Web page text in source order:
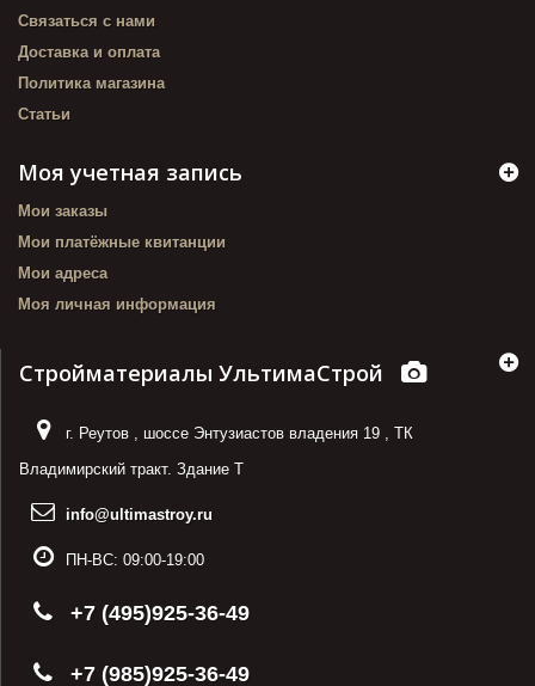
Связаться с нами
Доставка и оплата
Политика магазина
Статьи
Моя учетная запись
Мои заказы
Мои платёжные квитанции
Мои адреса
Моя личная информация
Стройматериалы УльтимаСтрой
г. Реутов , шоссе Энтузиастов владения 19 , ТК
Владимирский тракт. Здание Т
info@ultimastroy.ru
ПН-ВС: 09:00-19:00
+7 (495)925-36-49
+7 (985)925-36-49